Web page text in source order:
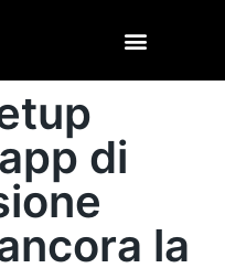
di
la